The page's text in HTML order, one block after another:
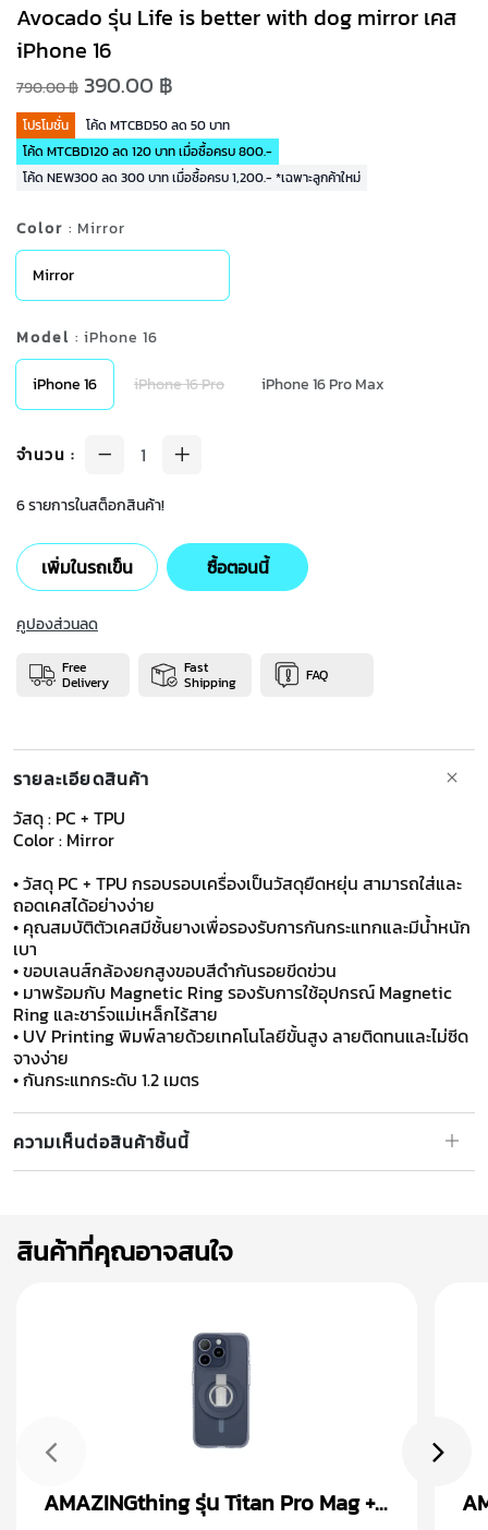
Avocado รุ่น Life is better with dog mirror เคส
iPhone 16
790.00 ฿ 390.00 ฿
โปรโมชั่น
โค้ด MTCBD50 ลด 50 บาท
โค้ด MTCBD120 ลด 120 บาท เมื่อซื้อครบ 800.-
โค้ด NEW300 ลด 300 บาท เมื่อซื้อครบ 1,200.- *เฉพาะลูกค้าใหม่
Color : Mirror
Mirror
Model : iPhone 16
iPhone 16 iPhone 16 Pro iPhone 16 Pro Max
จำนวน :
6 รายการในสต็อกสินค้า!
เพิ่มในรถเข็น ซื้อตอนนี้
คูปองส่วนลด
Free
Delivery
Fast
Shipping FAQ
รายละเอียดสินค้า
วัสดุ : PC + TPU
Color : Mirror
• วัสดุ PC + TPU กรอบรอบเครื่องเป็นวัสดุยืดหยุ่น สามารถใส่และ
ถอดเคสได้อย่างง่าย
• คุณสมบัติตัวเคสมีชั้นยางเพื่อรองรับการกันกระแทกและมีน้ำหนัก
เบา
• ขอบเลนส์กล้องยกสูงขอบสีดำกันรอยขีดข่วน
• มาพร้อมกับ Magnetic Ring รองรับการใช้อุปกรณ์ Magnetic
Ring และชาร์จแม่เหล็กไร้สาย
• UV Printing พิมพ์ลายด้วยเทคโนโลยีขั้นสูง ลายติดทนและไม่ซีด
จางง่าย
• กันกระแทกระดับ 1.2 เมตร
ความเห็นต่อสินค้าชิ้นนี้
สินค้าที่คุณอาจสนใจ
AMAZINGthing รุ่น Titan Pro Mag +